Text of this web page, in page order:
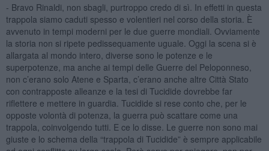
- Bravo Rinaldi, non sbagli, purtroppo credo di sì. In effetti in questa
trappola siamo caduti spesso e volentieri nel corso della storia. È
avvenuto in tempi moderni per le due guerre mondiali. Ovviamente
la storia non si ripete pedissequamente uguale. Oggi la scena si è
allargata al mondo intero, diverse sono le potenze e le
superpotenze, ma anche ai tempi delle Guerre del Peloponneso,
non c’erano solo Atene e Sparta, c’erano anche altre Città Stato
con contrapposte alleanze e la tesi di Tucidide dovrebbe far
riflettere e mettere in guardia. Tucidide si rese conto che, per le
opposte volontà di potenza, la guerra può scattare come una
trappola, coinvolgendo tutti. E ce lo disse. Le guerre non sono mai
giuste e lo schema della “trappola di Tucidide” è sempre applicabile